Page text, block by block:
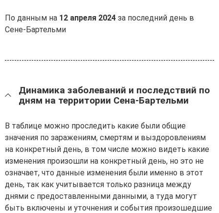
По данным на 12 апреля 2024 за последний день в
Сене-Бартельми
Динамика заболеваний и последствий по
дням на территории Сена-Бартельми
В таблице можно проследить какие были общие
значения по заражениям, смертям и выздоровлениям
на конкретный день, в том числе можно видеть какие
изменения произошли на конкретный день, но это не
означает, что данные изменения были именно в этот
день, так как учитывается только разница между
днями с предоставленными данными, а туда могут
быть включены и уточнения и события произошедшие